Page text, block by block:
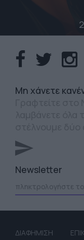
Mη χάνετε
Newsletter
ΔΙΑΦΗΜΙΣΗ